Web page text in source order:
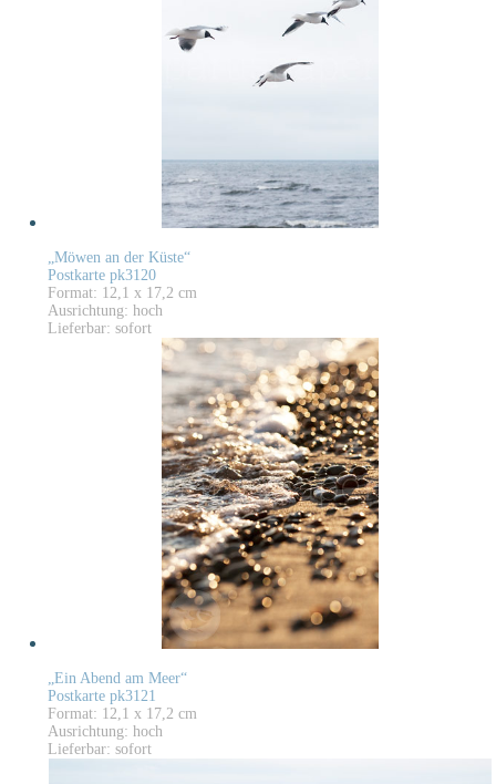
„Möwen an der Küste“
Postkarte pk3120
Format: 12,1 x 17,2 cm
Ausrichtung: hoch
Lieferbar: sofort
„Ein Abend am Meer“
Postkarte pk3121
Format: 12,1 x 17,2 cm
Ausrichtung: hoch
Lieferbar: sofort